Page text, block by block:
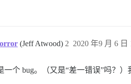
(Jeff Atwood) 2020 年9 月 6 日
2
一个 bug。（又是“差一错误”吗？